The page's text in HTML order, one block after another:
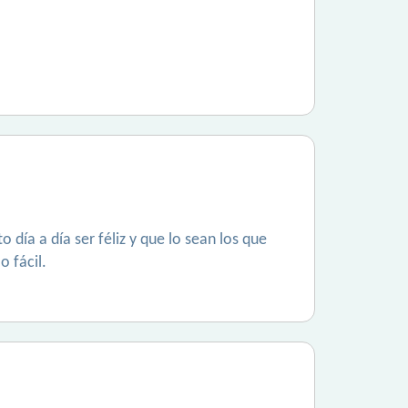
día a día ser féliz y que lo sean los que
fácil.